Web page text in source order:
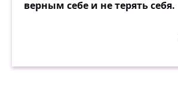
верным себе и не терять себя.